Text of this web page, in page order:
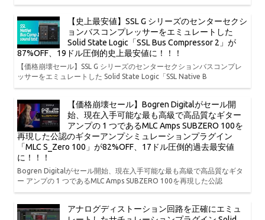
【史上最安値】SSL G シリーズのセンターセクシ
ョンバスコンプレッサーをエミュレートした
Solid State Logic「SSL Bus Compressor 2」が
87%OFF、19ドル圧倒的史上最安値に！！！
【価格崩壊セール】SSL G シリーズのセンターセクションバスコンプレ
ッサーをエミュレートした Solid State Logic「SSL Native B
【価格崩壊セール】Bogren Digitalがセール開
始、現在入手可能な最も高級で高品質なギター
アンプの 1 つであるMLC Amps SUBZERO 100を
再現した公認のギターアンプシミュレーションプラグイン
「MLC S_Zero 100」が82%OFF、17ドル圧倒的過去最安値
に！！！
Bogren Digitalがセール開始、現在入手可能な最も高級で高品質なギタ
ー アンプの 1 つであるMLC Amps SUBZERO 100を再現した公認
アナログディストーション回路を正確にエミュ